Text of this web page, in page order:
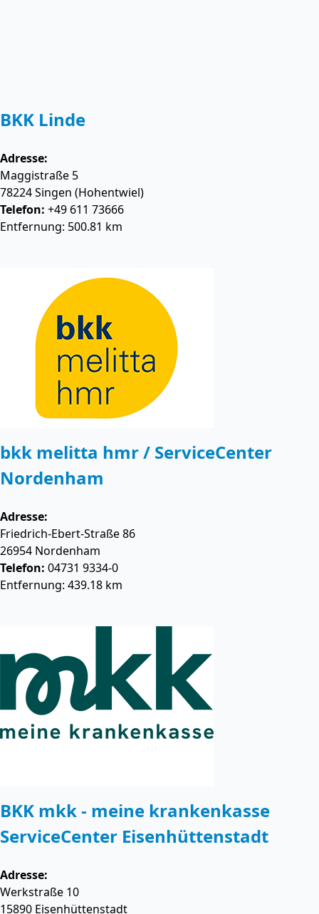
BKK Linde
Adresse:
Maggistraße 5
78224Singen (Hohentwiel)
Telefon: +49 611 73666
Entfernung: 500.81 km
bkk melitta hmr / ServiceCenter
Nordenham
Adresse:
Friedrich-Ebert-Straße 86
26954 Nordenham
Telefon: 04731 9334-0
Entfernung: 439.18 km
BKK mkk - meine krankenkasse
ServiceCenter Eisenhüttenstadt
Adresse:
Werkstraße 10
15890 Eisenhüttenstadt